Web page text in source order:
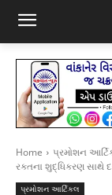
Home પ્રમોશન
રક્તના શુદ્ધિકરણ સાથે
પ્રમોશન આર્ટિકલ